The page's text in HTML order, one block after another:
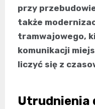
przy
także
tramwajowego,
komunikacji
liczyć się z
Utrudnienia